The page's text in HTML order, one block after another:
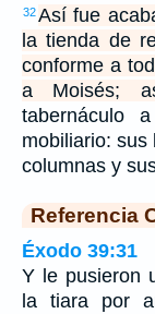
32Así fue
la tienda de
conforme a
a Moisés;
tabernáculo
mobiliario: sus
columnas y
Referencia
Éxodo 39:31
Y le pusieron
la tiara por